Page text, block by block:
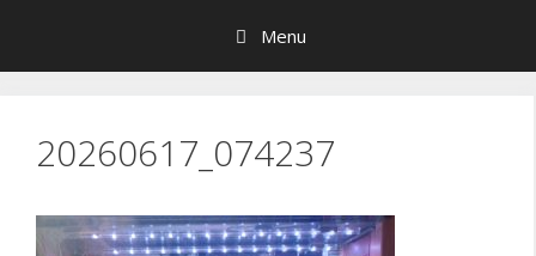
indhold
Menu
20260617_074237